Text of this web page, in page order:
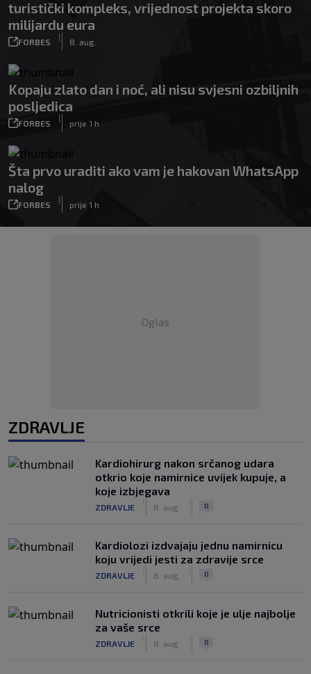
turistički kompleks, vrijednost projekta skoro
milijardu eura
FORBES
|
8. aug.
Kopaju zlato dan i noć, ali nisu svjesni ozbiljnih
posljedica
FORBES
|
prije 1 h
Šta prvo uraditi ako vam je hakovan WhatsApp
nalog
FORBES
|
prije 1 h
Oglas
ZDRAVLJE
Kardiohirurg nakon srčanog udara
otkrio koje namirnice uvijek kupuje, a
koje izbjegava
ZDRAVLJE 8. aug. 0
Kardiolozi izdvajaju jednu namirnicu
koju vrijedi jesti za zdravije srce
ZDRAVLJE 8. aug. 0
Nutricionisti otkrili koje je ulje najbolje
za vaše srce
ZDRAVLJE 8. aug. 0